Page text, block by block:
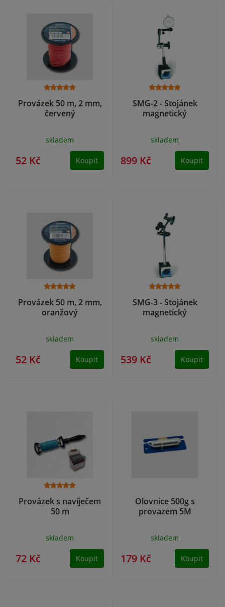
Provázek 50 m, 2 mm,
červený
skladem
52 Kč Koupit
SMG-2 - Stojánek
magnetický
skladem
899 Kč Koupit
Provázek 50 m, 2 mm,
oranžový
skladem
52 Kč Koupit
SMG-3 - Stojánek
magnetický
skladem
539 Kč Koupit
Provázek s navíječem
50 m
skladem
72 Kč Koupit
Olovnice 500g s
provazem 5M
skladem
179 Kč Koupit